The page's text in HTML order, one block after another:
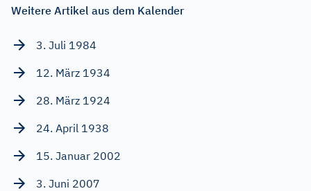
Weitere Artikel aus dem Kalender
3. Juli 1984
12. März 1934
28. März 1924
24. April 1938
15. Januar 2002
3. Juni 2007